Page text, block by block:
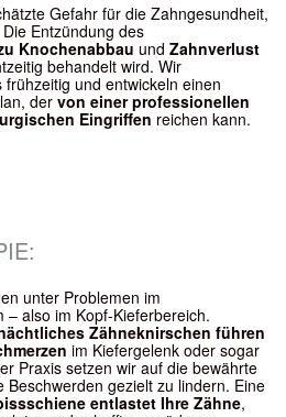
Gefahr für die Zahngesundheit,
Entzündung des
Knochenabbau und Zahnverlust
behandelt wird. Wir
und entwickeln einen
der von einer professionellen
Eingriffen reichen kann.
unter Problemen im
also im Kopf-Kieferbereich.
Zähneknirschen führen
im Kiefergelenk oder sogar
Praxis setzen wir auf die bewährte
gezielt zu lindern. Eine
entlastet Ihre Zähne,